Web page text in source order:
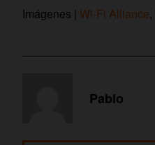
Imágenes | Wi-Fi Alliance,
Pablo